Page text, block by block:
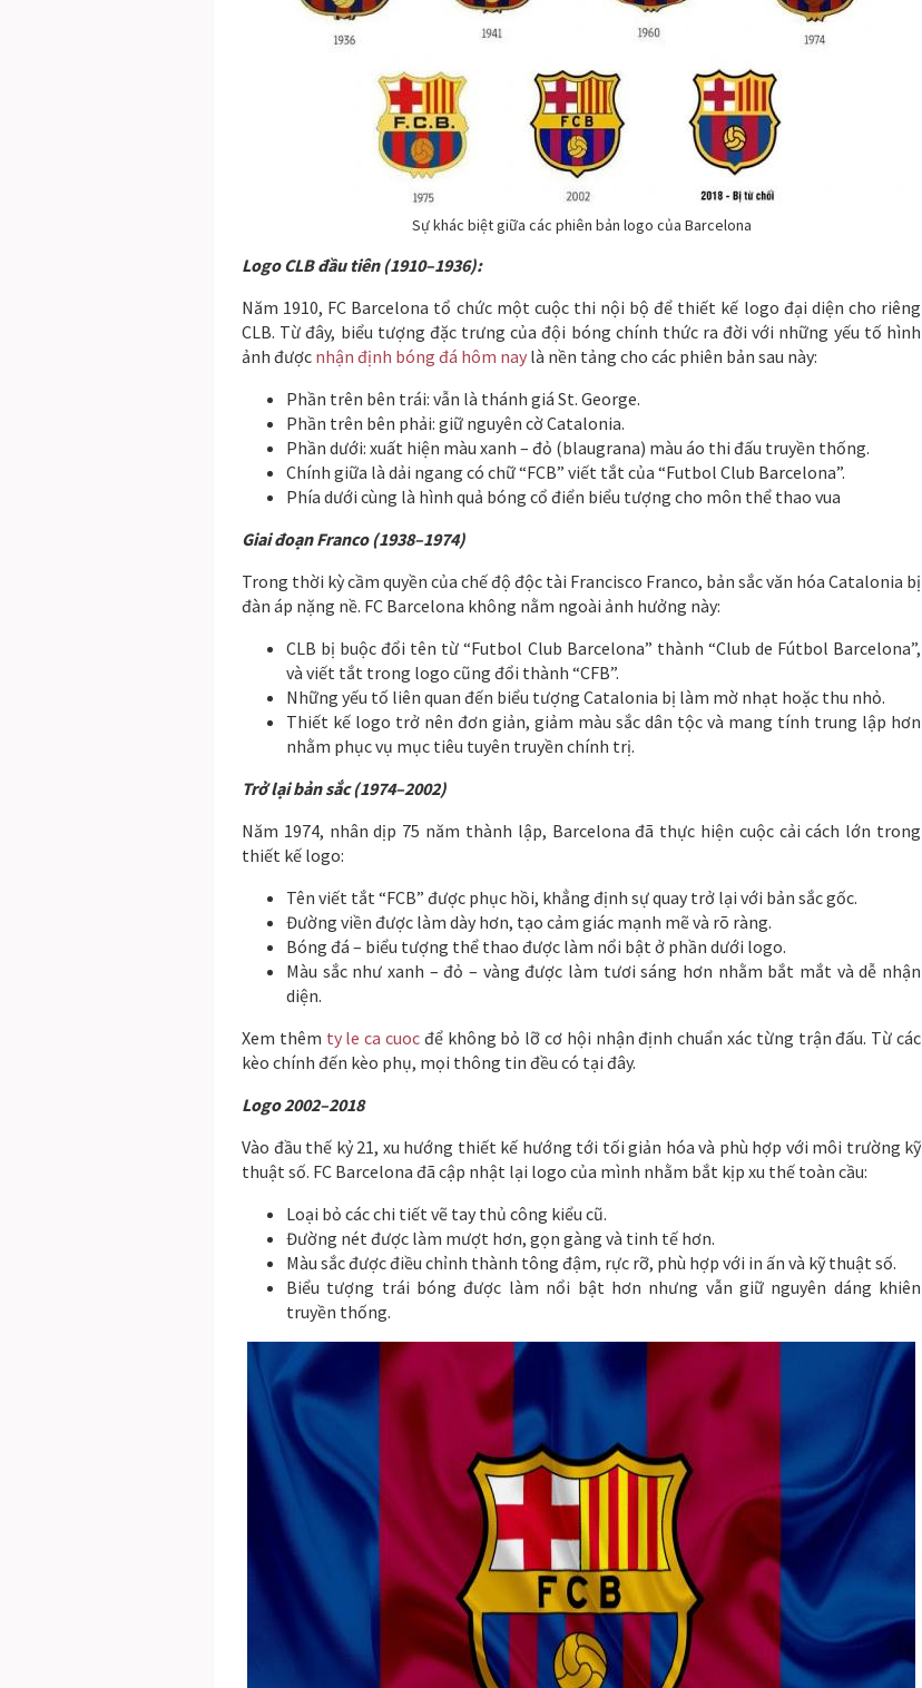
Sự khác biệt giữa các phiên bản logo của Barcelona
Logo CLB đầu tiên (1910–1936):
Năm 1910, FC Barcelona tổ chức một cuộc thi nội bộ để thiết kế logo đại diện cho riêng
CLB. Từ đây, biểu tượng đặc trưng của đội bóng chính thức ra đời với những yếu tố hình
ảnh được nhận định bóng đá hôm nay là nền tảng cho các phiên bản sau này:
Phần trên bên trái: vẫn là thánh giá St. George.
Phần trên bên phải: giữ nguyên cờ Catalonia.
Phần dưới: xuất hiện màu xanh – đỏ (blaugrana) màu áo thi đấu truyền thống.
Chính giữa là dải ngang có chữ “FCB” viết tắt của “Futbol Club Barcelona”.
Phía dưới cùng là hình quả bóng cổ điển biểu tượng cho môn thể thao vua
Giai đoạn Franco (1938–1974)
Trong thời kỳ cầm quyền của chế độ độc tài Francisco Franco, bản sắc văn hóa Catalonia bị
đàn áp nặng nề. FC Barcelona không nằm ngoài ảnh hưởng này:
CLB bị buộc đổi tên từ “Futbol Club Barcelona” thành “Club de Fútbol Barcelona”,
và viết tắt trong logo cũng đổi thành “CFB”.
Những yếu tố liên quan đến biểu tượng Catalonia bị làm mờ nhạt hoặc thu nhỏ.
Thiết kế logo trở nên đơn giản, giảm màu sắc dân tộc và mang tính trung lập hơn
nhằm phục vụ mục tiêu tuyên truyền chính trị.
Trở lại bản sắc (1974–2002)
Năm 1974, nhân dịp 75 năm thành lập, Barcelona đã thực hiện cuộc cải cách lớn trong
thiết kế logo:
Tên viết tắt “FCB” được phục hồi, khẳng định sự quay trở lại với bản sắc gốc.
Đường viền được làm dày hơn, tạo cảm giác mạnh mẽ và rõ ràng.
Bóng đá – biểu tượng thể thao được làm nổi bật ở phần dưới logo.
Màu sắc như xanh – đỏ – vàng được làm tươi sáng hơn nhằm bắt mắt và dễ nhận
diện.
Xem thêm ty le ca cuoc để không bỏ lỡ cơ hội nhận định chuẩn xác từng trận đấu. Từ các
kèo chính đến kèo phụ, mọi thông tin đều có tại đây.
Logo 2002–2018
Vào đầu thế kỷ 21, xu hướng thiết kế hướng tới tối giản hóa và phù hợp với môi trường kỹ
thuật số. FC Barcelona đã cập nhật lại logo của mình nhằm bắt kịp xu thế toàn cầu:
Loại bỏ các chi tiết vẽ tay thủ công kiểu cũ.
Đường nét được làm mượt hơn, gọn gàng và tinh tế hơn.
Màu sắc được điều chỉnh thành tông đậm, rực rỡ, phù hợp với in ấn và kỹ thuật số.
Biểu tượng trái bóng được làm nổi bật hơn nhưng vẫn giữ nguyên dáng khiên
truyền thống.